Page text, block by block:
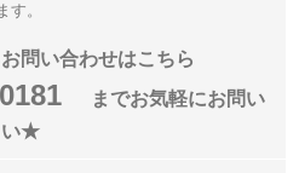
す。
問い合わせはこちら
0181
までお気軽にお問い
い★